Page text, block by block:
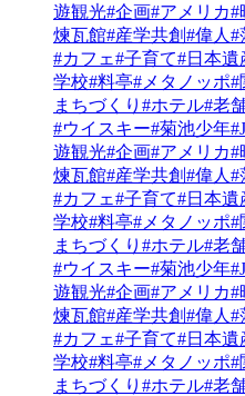
遊観光#企画#アメリカ#
煉瓦館#産学共創#偉人 #
#カフェ#子育て#日本遺
学校#料亭#メタノッポ#
まちづくり #ホテル#老
#ウイスキー#菊池少年
遊観光#企画#アメリカ#
煉瓦館#産学共創#偉人 #
#カフェ#子育て#日本遺
学校#料亭#メタノッポ#
まちづくり #ホテル#老
#ウイスキー#菊池少年
遊観光#企画#アメリカ#
煉瓦館#産学共創#偉人 #
#カフェ#子育て#日本遺
学校#料亭#メタノッポ#
まちづくり #ホテル#老